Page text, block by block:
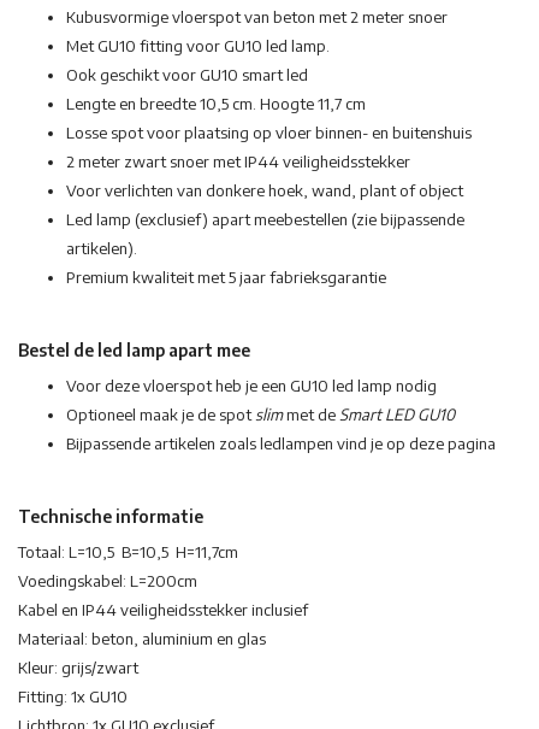
Kubusvormige vloerspot van beton met 2 meter snoer
Met GU10 fitting voor GU10 led lamp.
Ook geschikt voor GU10 smart led
Lengte en breedte 10,5 cm. Hoogte 11,7 cm
Losse spot voor plaatsing op vloer binnen- en buitenshuis
2 meter zwart snoer met IP44 veiligheidsstekker
Voor verlichten van donkere hoek, wand, plant of object
Led lamp (exclusief) apart meebestellen (zie bijpassende
artikelen).
Premium kwaliteit met 5 jaar fabrieksgarantie
Bestel de led lamp apart mee
Voor deze vloerspot heb je een GU10 led lamp nodig
Optioneel maak je de spotslimmet deSmart LED GU10
Bijpassende artikelen zoals ledlampen vind je op deze pagina
Technische informatie
Totaal: L=10,5 B=10,5 H=11,7cm
Voedingskabel: L=200cm
Kabel en IP44 veiligheidsstekker inclusief
Materiaal: beton, aluminium en glas
Kleur: grijs/zwart
Fitting: 1x GU10